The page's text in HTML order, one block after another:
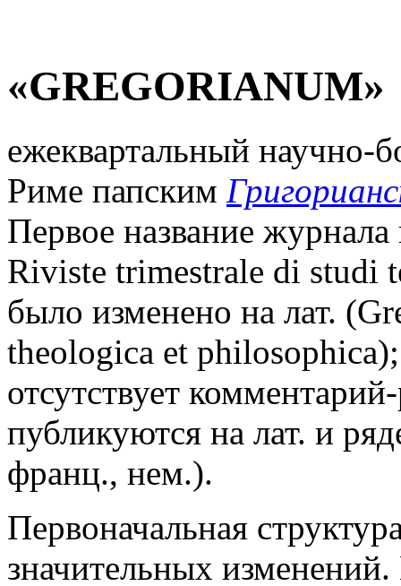
«GREGORIANUM»
ежеквартальный научно-
Риме папским
Первое название
Riviste trimestrale di studi
было изменено на лат.
theologica et
отсутствует
публикуются на лат. и
франц., нем.).
Первоначальная
значительных